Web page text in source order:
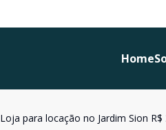
Home
Loja para locação no Jardim Sion R$